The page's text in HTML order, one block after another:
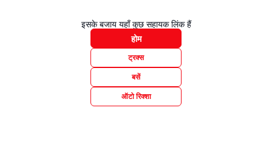
इसके बजाय यहाँ कुछ सहायक लिंक हैं
होम
ट्रक्स
बसें
ऑटो रिक्शा